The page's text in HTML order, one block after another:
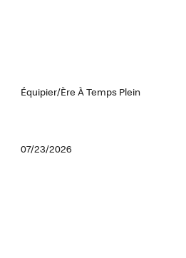
Équipier/ère À Temps Plein
07/23/2026